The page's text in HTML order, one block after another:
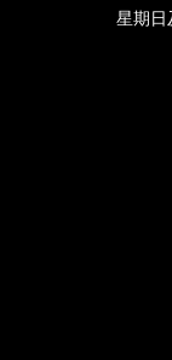
星期